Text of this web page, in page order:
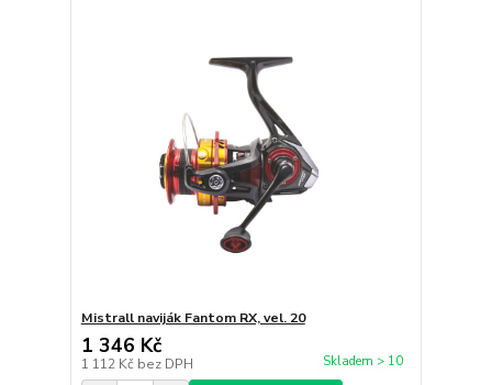
Mistrall naviják Fantom RX, vel. 20
1 346 Kč
1 112 Kč bez DPH Skladem > 10